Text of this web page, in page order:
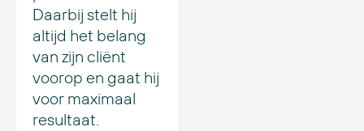
Daarbij stelt hij
altijd het belang
van zijn cliënt
voorop en gaat hij
voor maximaal
resultaat.